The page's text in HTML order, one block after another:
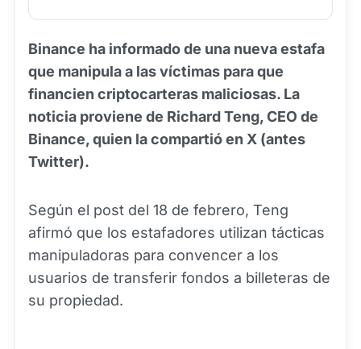
Binance ha informado de una nueva estafa
que manipula a las víctimas para que
financien criptocarteras maliciosas. La
noticia proviene de Richard Teng, CEO de
Binance, quien la compartió en X (antes
Twitter).
Según el post del 18 de febrero, Teng
afirmó que los estafadores utilizan tácticas
manipuladoras para convencer a los
usuarios de transferir fondos a billeteras de
su propiedad.